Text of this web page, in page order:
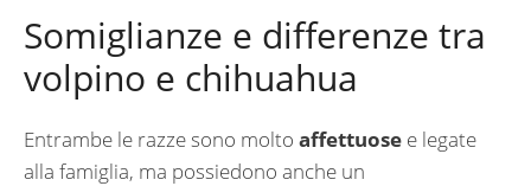
Somiglianze e differenze tra
volpino e chihuahua
Entrambe le razze sono molto affettuose e legate
alla famiglia, ma possiedono anche un